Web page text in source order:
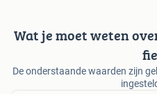
Wat je moet weten
De onderstaande waarden zijn